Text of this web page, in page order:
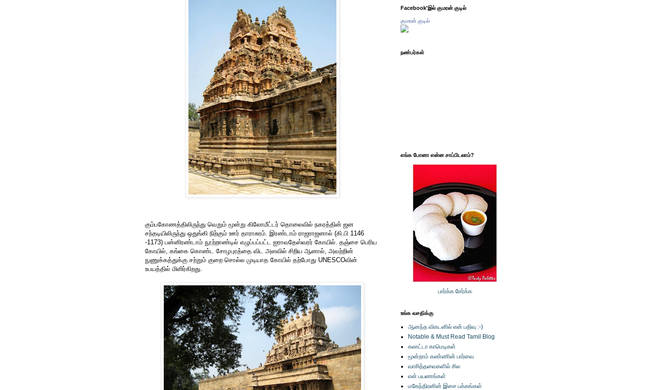
கும்பகோணத்திலிருந்து வெறும் மூன்று கிலோமீட்டர் தொலைவில் நகரத்தின் ஜன
சந்தடியிலிருந்து ஒதுங்கி நிற்கும் ஊர் தாராசுரம். இரண்டாம் ராஜராஜனால் (கி.பி 1146
-1173) பன்னிரண்டாம் நூற்றாண்டில் எழுப்பப்பட்ட ஐராவதேஸ்வரர் கோயில். தஞ்சை பெரிய
கோயில், கங்கை கொண்ட சோழபுரத்தை விட அளவில் சிறிய ஆனால், அவற்றின்
நுணுக்கத்துக்கு சற்றும் குறை சொல்ல முடியாத கோயில் தற்போது UNESCOவின்
உபயத்தில் மிளிர்கிறது.
Facebook'இல் குமரன் குடில்
குமரன் குடில்
நண்பர்கள்
எங்க போனா என்ன சாப்பிடலாம்?
பார்க்க சேர்க்க
உங்க வசதிக்கு
ஆனந்த விகடனில் என் பதிவு :-)
Notable & Must Read Tamil Blog
கலாட்டா காமெடிகள்
மூன்றாம் கண்ணின் பார்வை
வாசித்தவைகளில் சில
என் பயணங்கள்
மகேந்திரனின் இசை பக்கங்கள்